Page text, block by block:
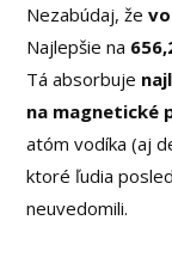
Nezabúdaj, že
Najlepšie na
Tá absorbuje
na magnetické
atóm vodíka (aj
ktoré ľudia
neuvedomili.